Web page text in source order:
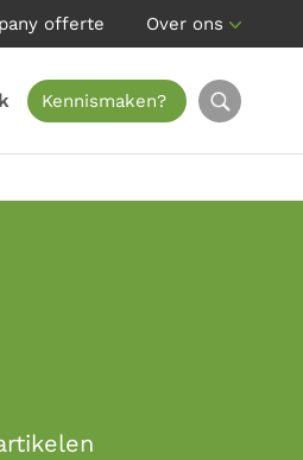
offerte Over ons
Kennismaken?